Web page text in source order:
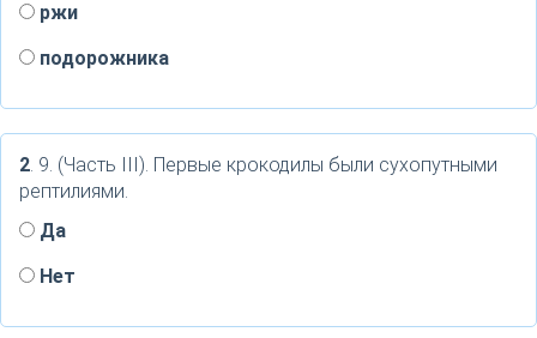
ржи
подорожника
2. 9. (Часть III). Первые крокодилы были сухопутными
рептилиями.
Да
Нет